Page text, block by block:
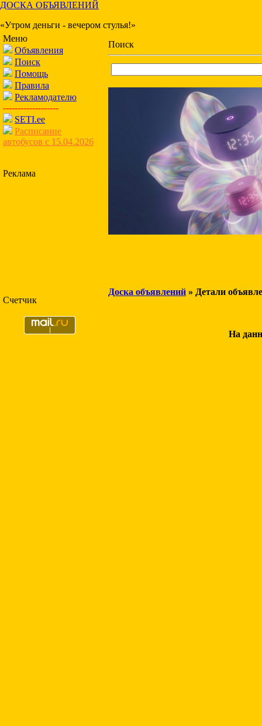
ДОСКА ОБЪЯВЛЕНИЙ
«Утром деньги - вечером стулья!»
Меню
Объявления
Поиск
Помощь
Правила
Рекламодателю
-------------------
SETI.ee
Расписание
автобусов с 15.04.2026
Реклама
Счетчик
Поиск
Доска объявлений » Детали
На